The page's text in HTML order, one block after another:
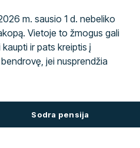
m. sausio 1 d. nebeliko
Vietoje to žmogus gali
ir pats kreiptis į
jei nusprendžia
Sodra pensija